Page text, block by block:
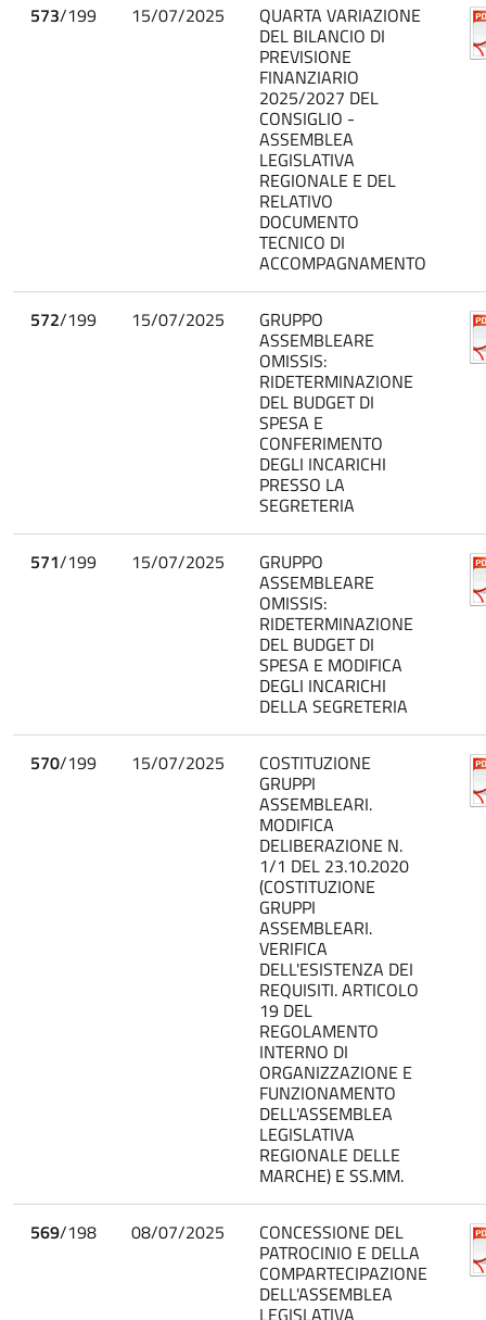
573/199 15/07/2025 QUARTA VARIAZIONE
DEL BILANCIO DI
PREVISIONE
FINANZIARIO
2025/2027 DEL
CONSIGLIO -
ASSEMBLEA
LEGISLATIVA
REGIONALE E DEL
RELATIVO
DOCUMENTO
TECNICO DI
ACCOMPAGNAMENTO
572/199 15/07/2025 GRUPPO
ASSEMBLEARE
OMISSIS:
RIDETERMINAZIONE
DEL BUDGET DI
SPESA E
CONFERIMENTO
DEGLI INCARICHI
PRESSO LA
SEGRETERIA
571/199 15/07/2025 GRUPPO
ASSEMBLEARE
OMISSIS:
RIDETERMINAZIONE
DEL BUDGET DI
SPESA E MODIFICA
DEGLI INCARICHI
DELLA SEGRETERIA
570/199 15/07/2025 COSTITUZIONE
GRUPPI
ASSEMBLEARI.
MODIFICA
DELIBERAZIONE N.
1/1 DEL 23.10.2020
(COSTITUZIONE
GRUPPI
ASSEMBLEARI.
VERIFICA
DELL'ESISTENZA DEI
REQUISITI. ARTICOLO
19 DEL
REGOLAMENTO
INTERNO DI
ORGANIZZAZIONE E
FUNZIONAMENTO
DELL'ASSEMBLEA
LEGISLATIVA
REGIONALE DELLE
MARCHE) E SS.MM.
569/198 08/07/2025 CONCESSIONE DEL
PATROCINIO E DELLA
COMPARTECIPAZIONE
DELL'ASSEMBLEA
LEGISLATIVA